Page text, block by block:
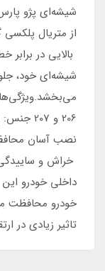
از متریال
بالایی در
شیشه‌ای خود،
206 و
نصب آسان
خراش و
داخلی خودرو
خودرو محافظت
تاثیر زیادی در